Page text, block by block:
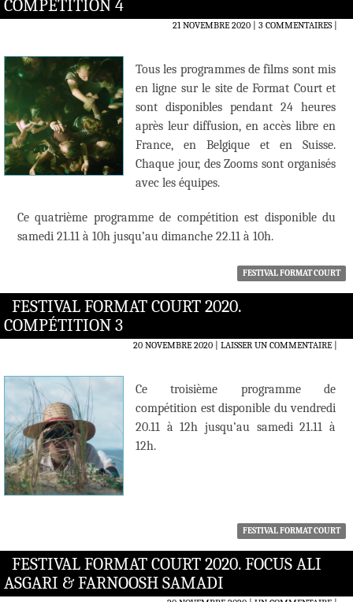
COMPÉTITION 4
21 NOVEMBRE 2020 3 COMMENTAIRES|
Tous les programmes de films sont mis
en ligne sur le site de Format Court et
sont disponibles pendant 24 heures
après leur diffusion, en accès libre en
France, en Belgique et en Suisse.
Chaque jour, des Zooms sont organisés
avec les équipes.
Ce quatrième programme de compétition est disponible du
samedi 21.11 à 10h jusqu’au dimanche 22.11 à 10h.
FESTIVAL FORMAT COURT
FESTIVAL FORMAT COURT 2020.
COMPÉTITION 3
20 NOVEMBRE 2020 LAISSER UN COMMENTAIRE|
Ce troisième programme de
compétition est disponible du vendredi
20.11 à 12h jusqu’au samedi 21.11 à
12h.
FESTIVAL FORMAT COURT
FESTIVAL FORMAT COURT 2020. FOCUS ALI
ASGARI & FARNOOSH SAMADI